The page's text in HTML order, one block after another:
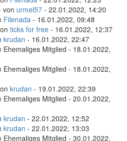
von urmel57 - 22.01.2022, 14:20
Filenada - 16.01.2022, 09:48
ticks for free - 16.01.2022, 12:37
krudan - 16.01.2022, 22:47
Ehemaliges Mitglied - 18.01.2022,
Ehemaliges Mitglied - 18.01.2022,
krudan - 19.01.2022, 22:39
Ehemaliges Mitglied - 20.01.2022,
krudan - 22.01.2022, 12:52
krudan - 22.01.2022, 13:03
Ehemaliges Mitglied - 30.01.2022,